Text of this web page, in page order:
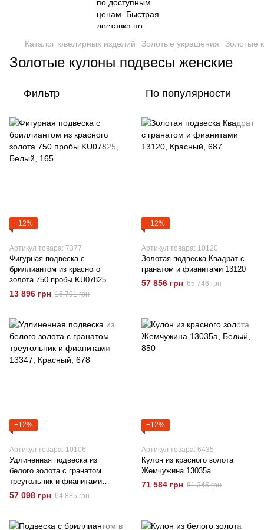
Каталог ювелирных изделий Золотые украшения Золотые
Золотые кулоны подвесы женские
Фильтр По популярности
−12%
Артикул товара: 7377
Фигурная подвеска с
бриллиантом из красного
золота 750 пробы KU07825
13 896 грн 15 791 грн
−12%
Артикул товара: 10120
Золотая подвеска Квадрат с
гранатом и фианитами 13120
57 856 грн 65 746 грн
−12%
Артикул товара: 10106
Удлиненная подвеска из
белого золота с гранатом
треугольник и фианитами
13347
57 098 грн 64 885 грн
−12%
Артикул товара: 6435
Кулон из красного золота
Жемчужина 13035а
71 584 грн 81 345 грн